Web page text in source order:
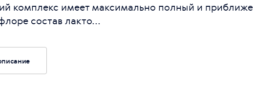
комплекс имеет максимально полный и
состав лакто...